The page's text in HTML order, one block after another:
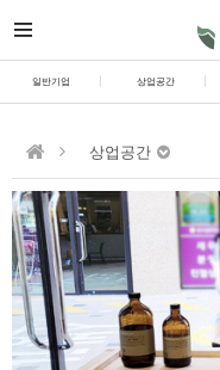
일반기업 상업공간
상업공간